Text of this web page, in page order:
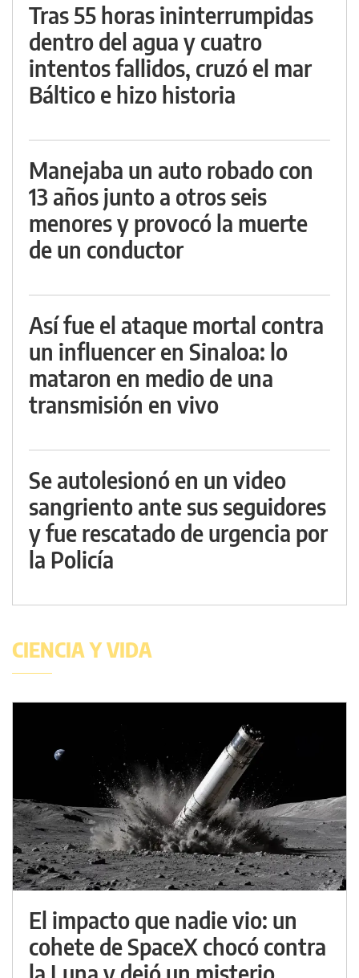
Tras 55 horas ininterrumpidas
dentro del agua y cuatro
intentos fallidos, cruzó el mar
Báltico e hizo historia
Manejaba un auto robado con
13 años junto a otros seis
menores y provocó la muerte
de un conductor
Así fue el ataque mortal contra
un influencer en Sinaloa: lo
mataron en medio de una
transmisión en vivo
Se autolesionó en un video
sangriento ante sus seguidores
y fue rescatado de urgencia por
la Policía
CIENCIA Y VIDA
El impacto que nadie vio: un
cohete de SpaceX chocó contra